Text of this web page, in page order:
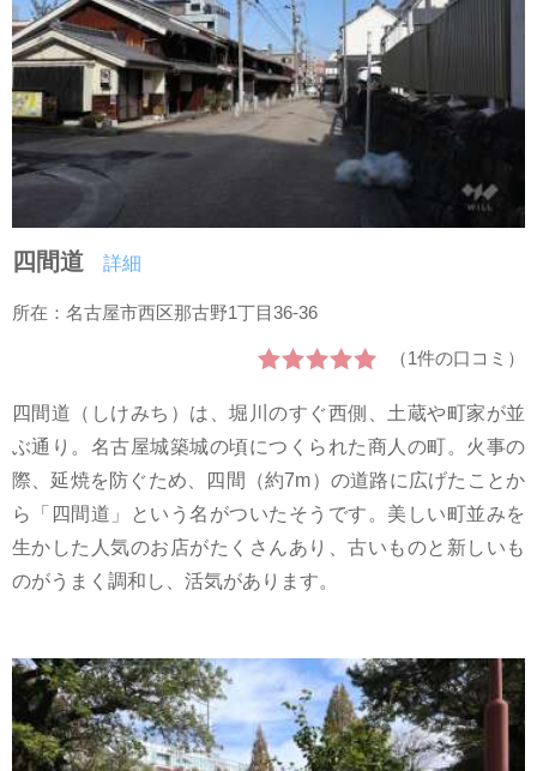
四間道 詳細
所在：名古屋市西区那古野1丁目36-36
（1件の口コミ）
四間道（しけみち）は、堀川のすぐ西側、土蔵や町家が並
ぶ通り。名古屋城築城の頃につくられた商人の町。火事の
際、延焼を防ぐため、四間（約7m）の道路に広げたことか
ら「四間道」という名がついたそうです。美しい町並みを
生かした人気のお店がたくさんあり、古いものと新しいも
のがうまく調和し、活気があります。